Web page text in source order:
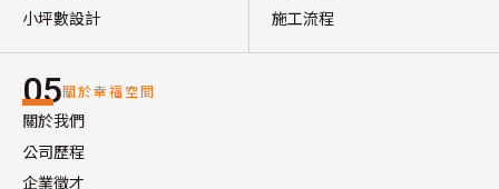
小坪數設計
施工流程
05關於幸福空間
關於我們
公司歷程
企業徵才